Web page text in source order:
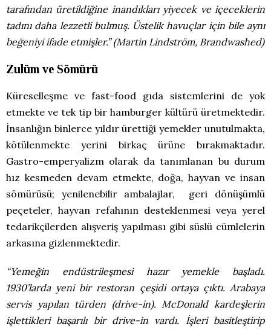
tarafından üretildiğine inandıkları yiyecek ve içeceklerin
tadını daha lezzetli bulmuş. Üstelik havuçlar için bile aynı
beğeniyi ifade etmişler.” (Martin Lindström, Brandwashed)
Zulüm ve Sömürü
Küreselleşme ve fast-food gıda sistemlerini de yok
etmekte ve tek tip bir hamburger kültürü üretmektedir.
İnsanlığın binlerce yıldır ürettiği yemekler unutulmakta,
kötülenmekte yerini birkaç ürüne bırakmaktadır.
Gastro-emperyalizm olarak da tanımlanan bu durum
hız kesmeden devam etmekte, doğa, hayvan ve insan
sömürüsü; yenilenebilir ambalajlar, geri dönüşümlü
peçeteler, hayvan refahının desteklenmesi veya yerel
tedarikçilerden alışveriş yapılması gibi süslü cümlelerin
arkasına gizlenmektedir.
“Yemeğin endüstrileşmesi hazır yemekle başladı.
1930’larda yeni bir restoran çeşidi ortaya çıktı. Arabaya
servis yapılan türden (drive-in). McDonald kardeşlerin
işlettikleri başarılı bir drive-in vardı. İşleri basitleştirip